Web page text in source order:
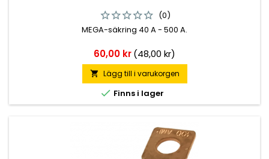
(0)
MEGA-säkring 40 A - 500 A.
Pris
60,00 kr(48,00 kr)
 Lägg till i varukorgen
 Finns i lager